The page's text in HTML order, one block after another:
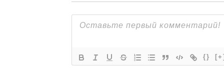
{}